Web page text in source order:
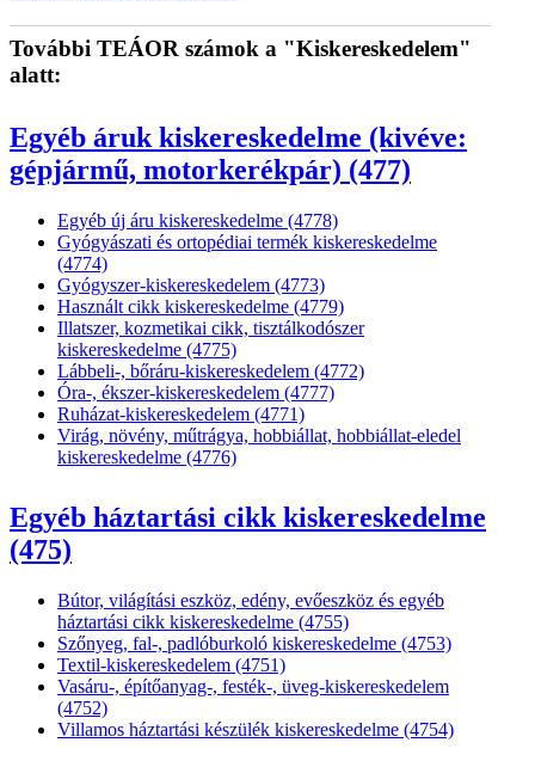
További TEÁOR számok a "Kiskereskedelem"
alatt:
Egyéb áruk kiskereskedelme (kivéve:
gépjármű, motorkerékpár) (477)
Egyéb új áru kiskereskedelme (4778)
Gyógyászati és ortopédiai termék kiskereskedelme
(4774)
Gyógyszer-kiskereskedelem (4773)
Használt cikk kiskereskedelme (4779)
Illatszer, kozmetikai cikk, tisztálkodószer
kiskereskedelme (4775)
Lábbeli-, bőráru-kiskereskedelem (4772)
Óra-, ékszer-kiskereskedelem (4777)
Ruházat-kiskereskedelem (4771)
Virág, növény, műtrágya, hobbiállat, hobbiállat-eledel
kiskereskedelme (4776)
Egyéb háztartási cikk kiskereskedelme
(475)
Bútor, világítási eszköz, edény, evőeszköz és egyéb
háztartási cikk kiskereskedelme (4755)
Szőnyeg, fal-, padlóburkoló kiskereskedelme (4753)
Textil-kiskereskedelem (4751)
Vasáru-, építőanyag-, festék-, üveg-kiskereskedelem
(4752)
Villamos háztartási készülék kiskereskedelme (4754)